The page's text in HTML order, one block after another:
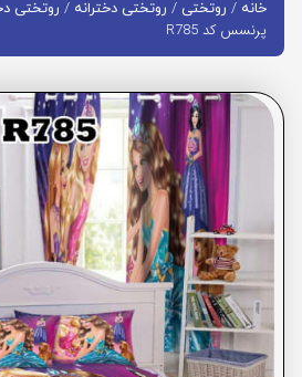
خانه / روتختی / روتختی دخترانه / روتختی
پرنسس کد R785